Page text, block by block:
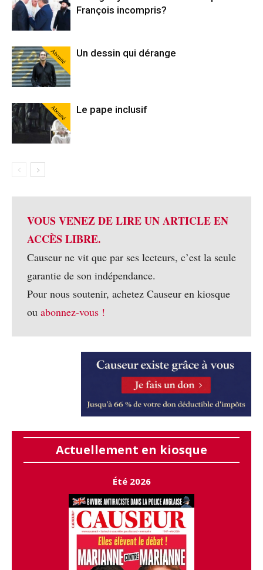
François incompris?
Abonné Un dessin qui dérange
Abonné Le pape inclusif
VOUS VENEZ DE LIRE UN ARTICLE EN
ACCÈS LIBRE.
Causeur ne vit que par ses lecteurs, c’est la seule
garantie de son indépendance.
Pour nous soutenir, achetez Causeur en kiosque
ou abonnez-vous !
Actuellement en kiosque
Été 2026